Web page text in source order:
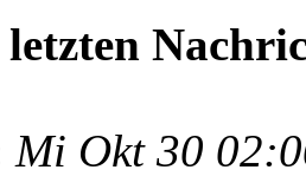
Mi Okt 30